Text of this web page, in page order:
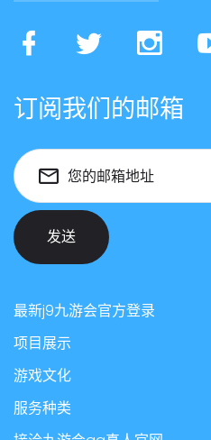
订阅我们的邮箱
您的邮箱地址
发送
最新j9九游会官方登录
项目展示
游戏文化
服务种类